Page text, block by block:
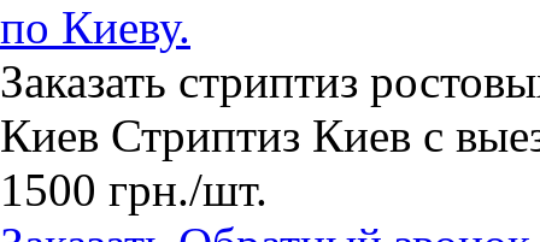
по Киеву.
Заказать стриптиз
Киев Стриптиз Киев с
1500 грн./шт.